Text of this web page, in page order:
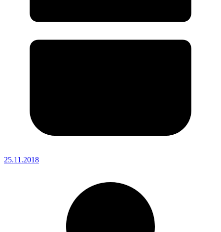
25.11.2018